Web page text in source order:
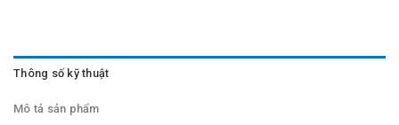
Thông số kỹ thuật
Mô tả sản phẩm